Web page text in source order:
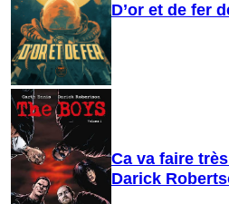
D’or et de fer
Ca va faire
Darick